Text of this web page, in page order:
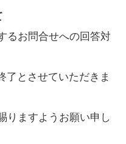
るお問合せへの回答対
了とさせていただきま
りますようお願い申し